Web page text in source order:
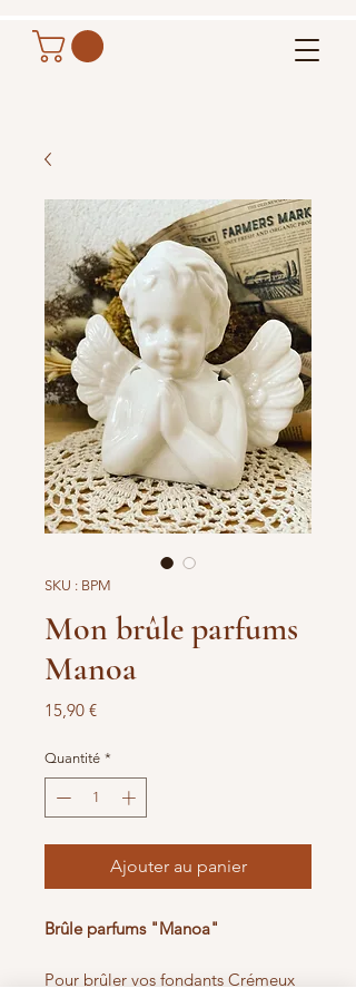
SKU : BPM
Mon brûle parfums
Manoa
15,90 €Prix
Quantité *
Ajouter au panier
Brûle parfums "Manoa"
Pour brûler vos fondants Crémeux